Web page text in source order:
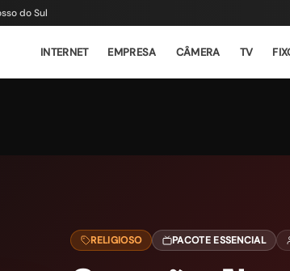
do Sul
INTERNET EMPRESA CÂMERA TV
RELIGIOSO PACOTE ESSENCIAL